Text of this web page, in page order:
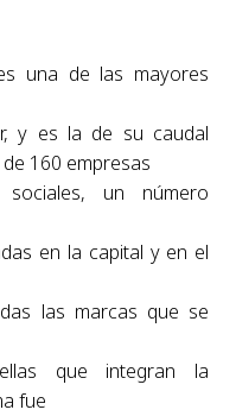
una de las mayores
y es la de su caudal
160 empresas
un número
en la capital y en el
las marcas que se
que integran la
fue